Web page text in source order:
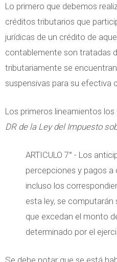
Lo primero que debemos
créditos tributarios que
jurídicas de un crédito de
contablemente son tratadas
tributariamente se
suspensivas para su efectiva
Los primeros lineamientos
DR de la Ley del Impuesto
ARTICULO 7° - Los
percepciones y pagos a
incluso los
esta ley, se computarán
que excedan el monto
determinado por el